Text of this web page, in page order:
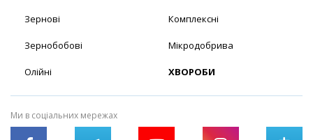
Зернові
Зернобобові
Олійні
Комплексні
Мікродобрива
ХВОРОБИ
Ми в соціальних мережах